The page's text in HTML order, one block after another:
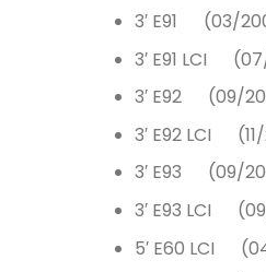
3′ E91 (03/
3′ E91 LCI
3′ E92 (09/
3′ E92 LCI
3′ E93 (09/
3′ E93 LCI
5′ E60 LCI